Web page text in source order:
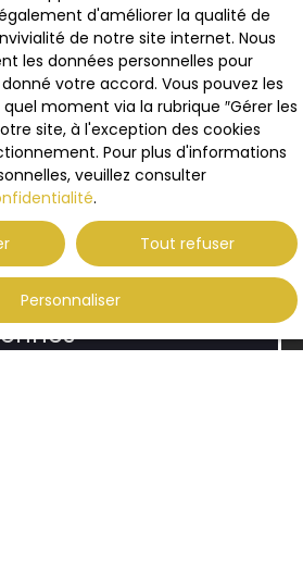
:
3D
HDR
360 3D
d'améliorer la qualité de
de notre site internet. Nous
les données personnelles pour
votre accord. Vous pouvez les
moment via la rubrique ″Gérer les
site, à l'exception des cookies
Pour plus d'informations
veuillez consulter
.
Tout refuser
Personnaliser